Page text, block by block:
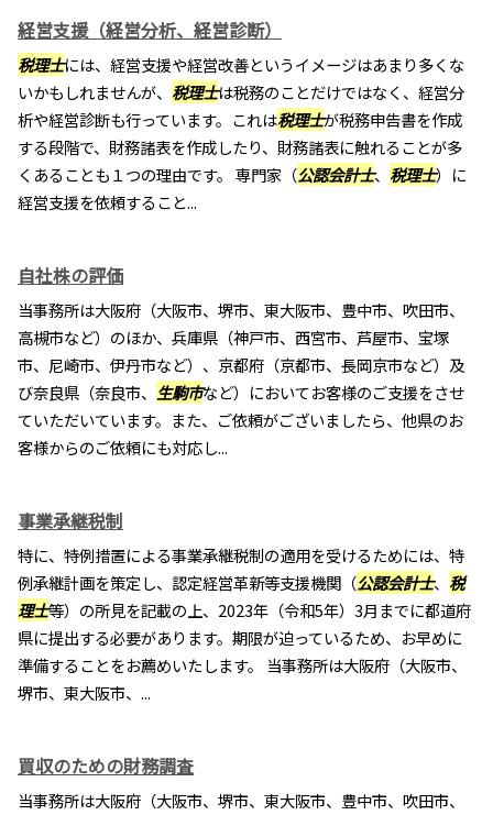
経営支援（経営分析、経営診断）
税理士には、経営支援や経営改善というイメージはあまり多くな
いかもしれませんが、 税理士は税務のことだけではなく、経営分
析や経営診断も行っています。これは税理士が税務申告書を作成
する段階で、財務諸表を作成したり、財務諸表に触れることが多
くあることも１つの理由です。 専門家（公認会計士、 税理士）に
経営支援を依頼すること...
自社株の評価
当事務所は大阪府（大阪市、堺市、東大阪市、豊中市、吹田市、
高槻市など）のほか、兵庫県（神戸市、西宮市、芦屋市、宝塚
市、尼崎市、伊丹市など）、京都府（京都市、長岡京市など）及
び奈良県（奈良市、 生駒市など）においてお客様のご支援をさせ
ていただいています。また、ご依頼がございましたら、他県のお
客様からのご依頼にも対応し...
事業承継税制
特に、特例措置による事業承継税制の適用を受けるためには、特
例承継計画を策定し、認定経営革新等支援機関（公認会計士、 税
理士等）の所見を記載の上、2023年（令和5年）3月までに都道府
県に提出する必要があります。期限が迫っているため、お早めに
準備することをお薦めいたします。 当事務所は大阪府（大阪市、
堺市、東大阪市、...
買収のための財務調査
当事務所は大阪府（大阪市、堺市、東大阪市、豊中市、吹田市、